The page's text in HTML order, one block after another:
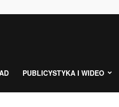
PUBLICYSTYKA I WIDEO